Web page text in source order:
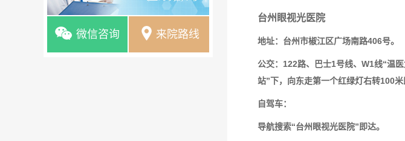
微信咨询 来院路线
台州眼视光医院
地址：台州市椒江区广场南路406号。
公交：122路、巴士1号线、W1线“温
站”下，向东走第一个红绿灯右转100米
自驾车：
导航搜索“台州眼视光医院”即达。